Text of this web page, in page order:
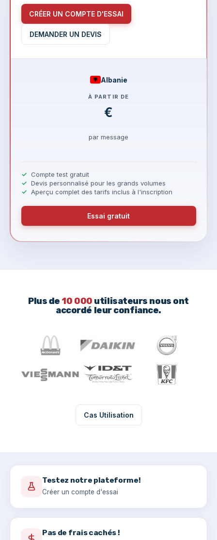
Plus de 10 000 utilisateurs nous ont
accordé leur confiance.
Cas Utilisation
Testez notre plateforme!
Créer un compte d'essai
Pas de frais cachés !
CRÉER UN COMPTE D'ESSAI
DEMANDER UN DEVIS
Albanie
À PARTIR DE
€
par message
Compte test gratuit
Devis personnalisé pour les grands volumes
Aperçu complet des tarifs inclus à l'inscription
Essai gratuit